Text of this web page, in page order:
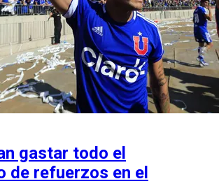
gastar todo el
de refuerzos en el